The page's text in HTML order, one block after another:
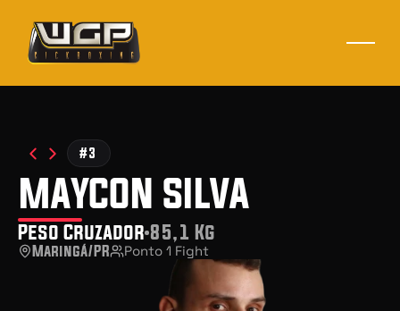
#3
maycon silva
Peso Cruzador 85,1 Kg
Maringá/PR Ponto 1 Fight